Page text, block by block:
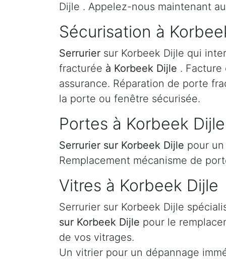
Dijle . Appelez-nous maintenant
Sécurisation à
Serrurier sur Korbeek Dijle qui
fracturée à Korbeek Dijle .
assurance. Réparation de porte
la porte ou fenêtre sécurisée.
Portes à Korbeek Dijle
Serrurier sur Korbeek Dijle pour
Remplacement mécanisme de
Vitres à Korbeek Dijle
Serrurier sur Korbeek Dijle
sur Korbeek Dijle pour le
de vos vitrages.
Un vitrier pour un dépannage